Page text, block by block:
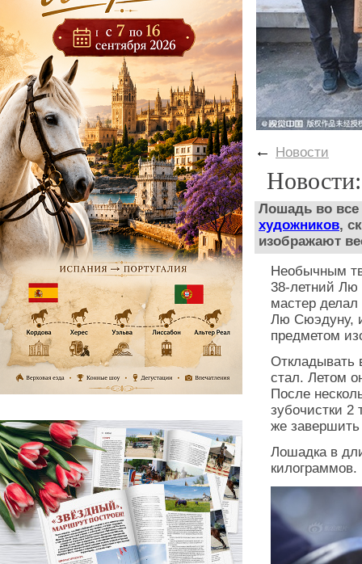
← Новости
Лошадь во все
художников,
изображают
Необычным
38-летний Лю
мастер делал
Лю Сюэдуну,
предметом
Откладывать
стал. Летом
После
зубочистки
же
Лошадка в
килограммов.